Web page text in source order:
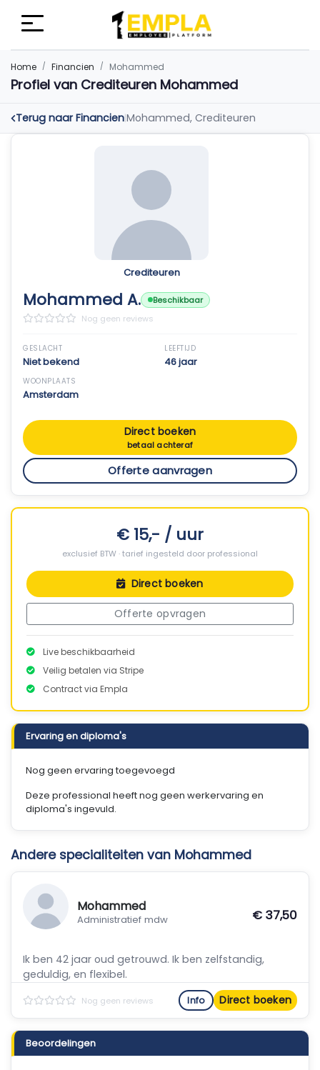
Home Financien Mohammed
Profiel van Crediteuren Mohammed
Terug naar Financien|Mohammed, Crediteuren
Crediteuren
Mohammed A.
Beschikbaar
Nog geen reviews
GESLACHT
Niet bekend
LEEFTIJD
46 jaar
WOONPLAATS
Amsterdam
Direct boeken
betaal achteraf
Offerte aanvragen
€ 15,- / uur
exclusief BTW · tarief ingesteld door professional
Direct boeken
Offerte opvragen
Live beschikbaarheid
Veilig betalen via Stripe
Contract via Empla
Ervaring en diploma's
Nog geen ervaring toegevoegd
Deze professional heeft nog geen werkervaring en
diploma's ingevuld.
Andere specialiteiten van Mohammed
Mohammed
Administratief mdw € 37,50
Ik ben 42 jaar oud getrouwd. Ik ben zelfstandig,
geduldig, en flexibel.
Nog geen reviews Info Direct boeken
Beoordelingen